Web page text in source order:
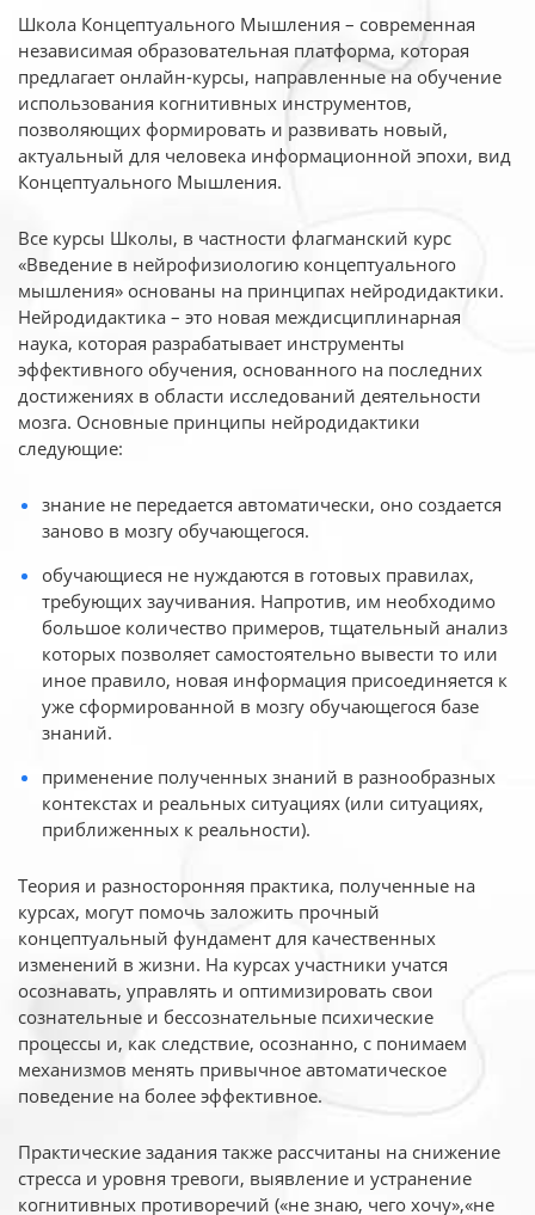
Школа Концептуального Мышления – современная
независимая образовательная платформа, которая
предлагает онлайн-курсы, направленные на обучение
использования когнитивных инструментов,
позволяющих формировать и развивать новый,
актуальный для человека информационной эпохи, вид
Концептуального Мышления.
Все курсы Школы, в частности флагманский курс
«Введение в нейрофизиологию концептуального
мышления» основаны на принципах нейродидактики.
Нейродидактика – это новая междисциплинарная
наука, которая разрабатывает инструменты
эффективного обучения, основанного на последних
достижениях в области исследований деятельности
мозга. Основные принципы нейродидактики
следующие:
знание не передается автоматически, оно создается
заново в мозгу обучающегося.
обучающиеся не нуждаются в готовых правилах,
требующих заучивания. Напротив, им необходимо
большое количество примеров, тщательный анализ
которых позволяет самостоятельно вывести то или
иное правило, новая информация присоединяется к
уже сформированной в мозгу обучающегося базе
знаний.
применение полученных знаний в разнообразных
контекстах и реальных ситуациях (или ситуациях,
приближенных к реальности).
Теория и разносторонняя практика, полученные на
курсах, могут помочь заложить прочный
концептуальный фундамент для качественных
изменений в жизни. На курсах участники учатся
осознавать, управлять и оптимизировать свои
сознательные и бессознательные психические
процессы и, как следствие, осознанно, с понимаем
механизмов менять привычное автоматическое
поведение на более эффективное.
Практические задания также рассчитаны на снижение
стресса и уровня тревоги, выявление и устранение
когнитивных противоречий («не знаю, чего хочу»,«не